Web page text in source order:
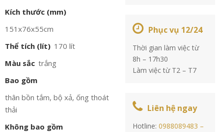
Kích thước (mm)
151x76x55cm
Thể tích (lít) 170 lít
Màu sắc trắng
Bao gồm
thân bồn tắm, bộ xả, ống thoát
thải
Không bao gồm
Phục vụ 12/24
Thời gian làm việc từ
8h – 17h30
Làm việc từ T2 – T7
Liên hệ ngay
Hotline:0988089483 –